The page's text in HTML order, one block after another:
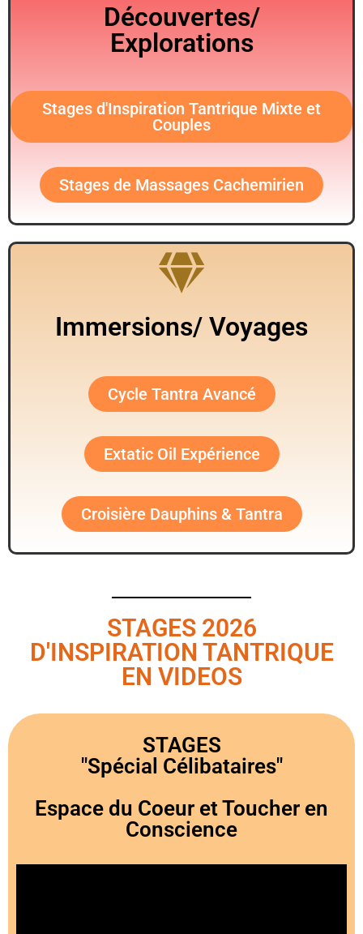
Découvertes/
Explorations
Stages d'Inspiration Tantrique Mixte et
Couples
Stages de Massages Cachemirien
Immersions/ Voyages
Cycle Tantra Avancé
Extatic Oil Expérience
Croisière Dauphins & Tantra
STAGES 2026
D'INSPIRATION TANTRIQUE
EN VIDEOS
STAGES
"Spécial Célibataires"
Espace du Coeur et Toucher en
Conscience